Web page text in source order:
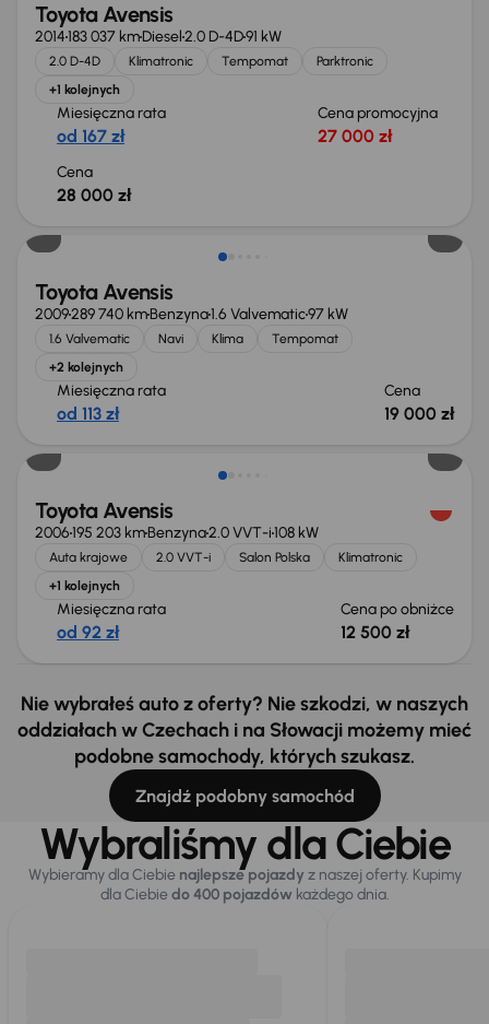
Toyota Avensis
2014183 037 kmDiesel2.0 D-4D91 kW
2.0 D-4D Klimatronic Tempomat
Parktronic
+1 kolejnych
Miesięczna rata
od 167 zł
Cena promocyjna
27 000 zł
Cena
28 000 zł
Świeżo skupione
Toyota Avensis
2009289 740 kmBenzyna1.6 Valvematic97 kW
1.6 Valvematic Navi Klima
Tempomat
+2 kolejnych
Miesięczna rata
od 113 zł
Cena
19 000 zł
Świeżo skupione
Toyota Avensis
2006195 203 kmBenzyna2.0 VVT-i108 kW
Auta krajowe 2.0 VVT-i Salon Polska
Klimatronic
+1 kolejnych
Miesięczna rata
od 92 zł
Cena po obniżce
12 500 zł
Nie wybrałeś auto z oferty? Nie szkodzi, w naszych
oddziałach w Czechach i na Słowacji możemy mieć
podobne samochody, których szukasz.
Znajdź podobny samochód
Wybraliśmy dla Ciebie
Wybieramy dla Ciebie najlepsze pojazdy z naszej oferty. Kupimy
dla Ciebiedo 400 pojazdówkażdego dnia.